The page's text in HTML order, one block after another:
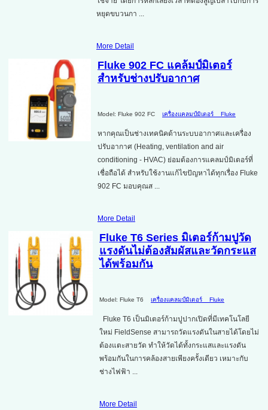
หยุดขบวนกา ...
More Detail
Fluke 902 FC แคล้มป์มิเตอร์
สำหรับช่างปรับอากาศ
Model: Fluke 902 FC เครื่องแคลมป์มิเตอร์ Fluke
หากคุณเป็นช่างเทคนิคด้านระบบอากาศและเครื่อง
ปรับอากาศ (Heating, ventilation and air
conditioning - HVAC) ย่อมต้องการแคลมป์มิเตอร์ที่
เชื่อถือได้ สำหรับใช้งานแก้ไขปัญหาได้ทุกเรื่อง Fluke
902 FC มอบคุณส ...
More Detail
Fluke T6 Series มิเตอร์ก้ามปูวัด
แรงดันไม่ต้องสัมผัสและวัดกระแส
ได้พร้อมกัน
Model: Fluke T6 เครื่องแคลมป์มิเตอร์ Fluke
Fluke T6 เป็นมิเตอร์ก้ามปูปากเปิดที่มีเทคโนโลยี
ใหม่ FieldSense สามารถวัดแรงดันในสายได้โดยไม่
ต้องแตะสายวัด ทำให้วัดได้ทั้งกระแสและแรงดัน
พร้อมกันในการคล้องสายเพียงครั้งเดียว เหมาะกับ
ช่างไฟฟ้า ...
More Detail